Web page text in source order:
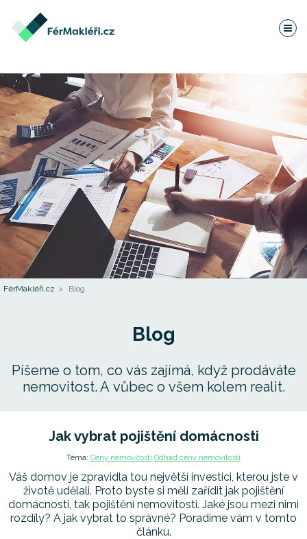
FérMakléři.cz Blog
Blog
Píšeme o tom, co vás zajímá, když prodáváte
nemovitost. A vůbec o všem kolem realit.
Jak vybrat pojištění domácnosti
Téma: Ceny nemovitostí Odhad ceny nemovitosti
Váš domov je zpravidla tou největší investici, kterou jste v
životě udělali. Proto byste si měli zařídit jak pojištění
domácnosti, tak pojištění nemovitosti. Jaké jsou mezi nimi
rozdíly? A jak vybrat to správné? Poradíme vám v tomto
článku.